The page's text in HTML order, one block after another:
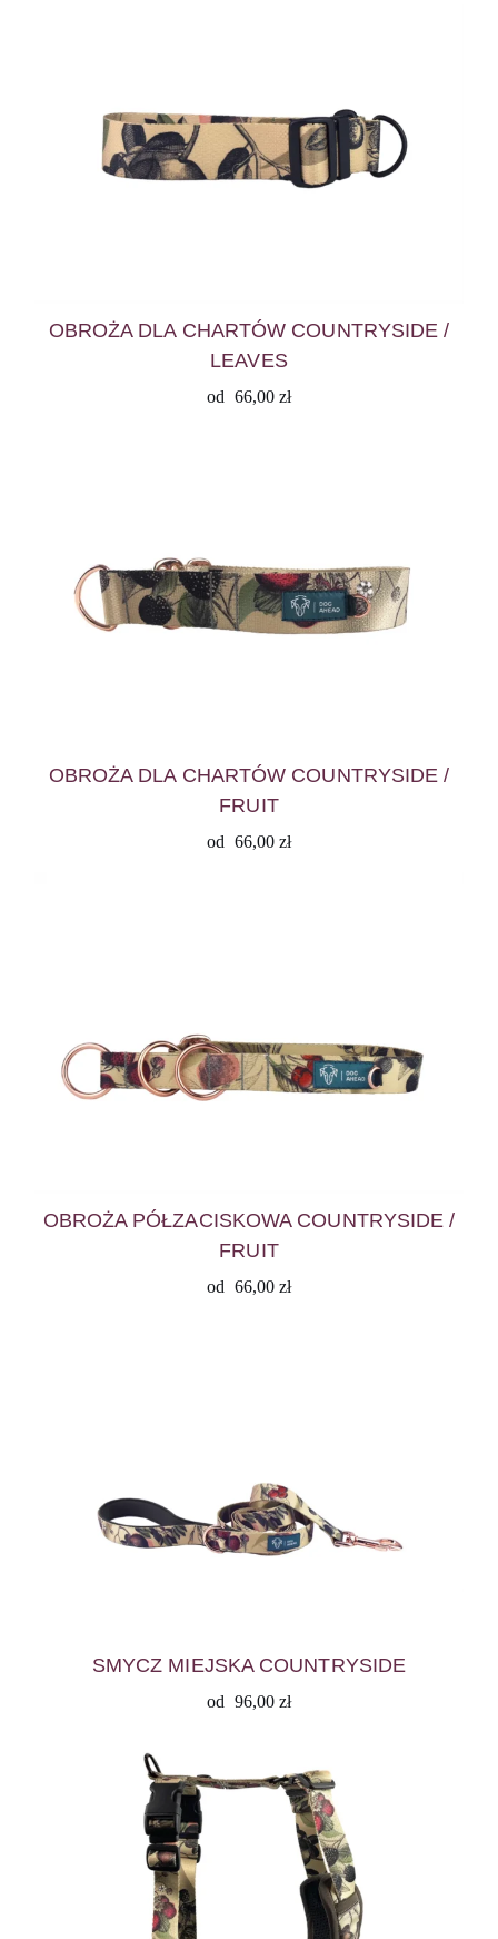
OBROŻA DLA CHARTÓW COUNTRYSIDE /
LEAVES
od 66,00 zł
OBROŻA DLA CHARTÓW COUNTRYSIDE /
FRUIT
od 66,00 zł
OBROŻA PÓŁZACISKOWA COUNTRYSIDE /
FRUIT
od 66,00 zł
SMYCZ MIEJSKA COUNTRYSIDE
od 96,00 zł